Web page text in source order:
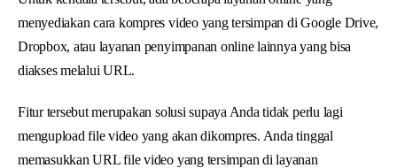
menyediakan cara kompres video yang tersimpan di Google Drive,
Dropbox, atau layanan penyimpanan online lainnya yang bisa
diakses melalui URL.
Fitur tersebut merupakan solusi supaya Anda tidak perlu lagi
mengupload file video yang akan dikompres. Anda tinggal
memasukkan URL file video yang tersimpan di layanan